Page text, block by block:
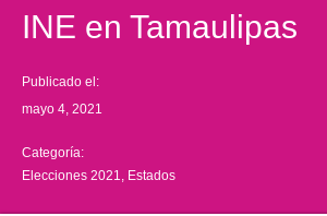
INE en Tamaulipas
Publicado el:
mayo 4, 2021
Categoría:
Elecciones 2021
Estados